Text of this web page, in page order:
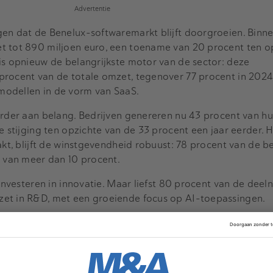
Advertentie
dat de Benelux-softwaremarkt blijft doorgroeien.
tot 890 miljoen euro, een toename van 20 procent ten
opnieuw de belangrijkste motor van de sector: deze
van de totale omzet, tegenover 77 procent in
in de vorm van SaaS.
aan belang. Bedrijven genereren nu 43 procent van
stijging ten opzichte van de 33 procent een jaar eerder.
blijft de winstgevendheid robuust: 78 procent van de
meer dan 10 procent.
in innovatie. Maar liefst 80 procent van de
in R&D, met een groeiende focus op AI-toepassingen.